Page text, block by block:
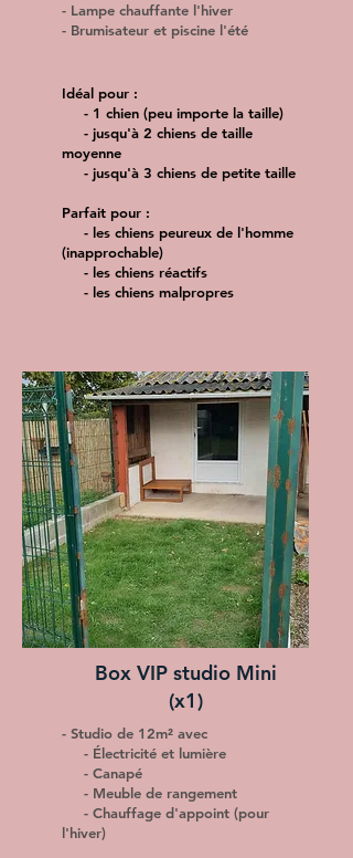
- Lampe chauffante l'hiver
- Brumisateur et piscine l'été
Idéal pour :
- 1 chien (peu importe la taille)
- jusqu'à 2 chiens de taille
moyenne
- jusqu'à 3 chiens de petite taille
Parfait pour :
- les chiens peureux de l'homme
(inapprochable)
- les chiens réactifs
- les chiens malpropres
Box VIP studio Mini
(x1)
- Studio de 12m² avec
- Électricité et lumière
- Canapé
- Meuble de rangement
- Chauffage d'appoint (pour
l'hiver)